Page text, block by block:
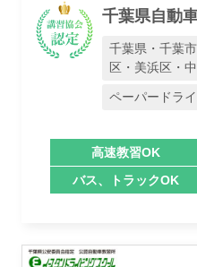
千葉県自動
千葉県・千葉
区・美浜区・
ペーパードラ
高速教習OK
バス、トラックOK